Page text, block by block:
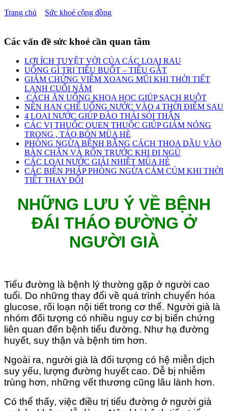
Trang chủ Sức khoẻ cộng đồng
Các vấn đề sức khoẻ cần quan tâm
LỢI ÍCH TUYỆT VỜI CỦA CÁC LOẠI RAU
UỐNG GÌ TRỊ TIỂU BUỐT – TIỂU GẮT
GIẢM CHỨNG VIÊM XOANG MŨI KHI THỜI TIẾT
LẠNH CUỐI NĂM
CÁCH ĂN UỐNG KHOA HỌC GIÚP SẠCH RUỘT
NÊN HẠN CHẾ UỐNG NƯỚC VÀO 4 THỜI ĐIỂM SAU
4 LOẠI NƯỚC GIÚP ĐÀO THẢI SỎI THẬN
CÁC VỊ THUỐC QUEN THUỘC GIÚP GIẢM NÓNG
TRONG , TÁO BÓN MÙA HÈ
PHÒNG NGỪA BỆNH BẰNG CÁCH THOA DẦU VÀO
BÀN CHÂN VÀ RỐN TRƯỚC KHI ĐI NGỦ
CÁC LOẠI NƯỚC GIẢI NHIỆT MÙA HÈ
CÁC BIỆN PHÁP PHÒNG NGỪA CẢM CÚM KHI THỜI
TIẾT THAY ĐỔI
NHỮNG LƯU Ý VỀ BỆNH
ĐÁI THÁO ĐƯỜNG Ở
NGƯỜI GIÀ
Tiểu đường là bệnh lý thường gặp ở người cao
tuổi. Do những thay đổi về quá trình chuyển hóa
glucose, rối loạn nội tiết trong cơ thể. Người già là
nhóm đối tượng có nhiều nguy cơ bị biến chứng
liên quan đến bệnh tiểu đường. Như hạ đường
huyết, suy thận và bệnh tim hơn.
Ngoài ra, người già là đối tượng có hệ miễn dịch
suy yếu, lượng đường huyết cao. Dễ bị nhiễm
trùng hơn, những vết thương cũng lâu lành hơn.
Có thể thấy, việc điều trị tiểu đường ở người già